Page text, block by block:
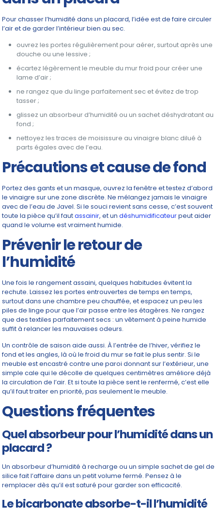
Pour chasser l’humidité dans un placard, l’idée est de faire circuler
l’air et de garder l’intérieur bien au sec.
ouvrez les portes régulièrement pour aérer, surtout après une
douche ou une lessive ;
écartez légèrement le meuble du mur froid pour créer une
lame d’air ;
ne rangez que du linge parfaitement sec et évitez de trop
tasser ;
glissez un absorbeur d’humidité ou un sachet déshydratant au
fond ;
nettoyez les traces de moisissure au vinaigre blanc dilué à
parts égales avec de l’eau.
Précautions et cause de fond
Portez des gants et un masque, ouvrez la fenêtre et testez d’abord
le vinaigre sur une zone discrète. Ne mélangez jamais le vinaigre
avec de l’eau de Javel. Si le souci revient sans cesse, c’est souvent
toute la pièce qu’il fautassainir, et undéshumidificateurpeut aider
quand le volume est vraiment humide.
Prévenir le retour de
l’humidité
Une fois le rangement assaini, quelques habitudes évitent la
rechute. Laissez les portes entrouvertes de temps en temps,
surtout dans une chambre peu chauffée, et espacez un peu les
piles de linge pour que l’air passe entre les étagères. Ne rangez
que des textiles parfaitement secs : un vêtement à peine humide
suffit à relancer les mauvaises odeurs.
Un contrôle de saison aide aussi. À l’entrée de l’hiver, vérifiez le
fond et les angles, là où le froid du mur se fait le plus sentir. Si le
meuble est encastré contre une paroi donnant sur l’extérieur, une
simple cale qui le décolle de quelques centimètres améliore déjà
la circulation de l’air. Et si toute la pièce sent le renfermé, c’est elle
qu’il faut traiter en priorité, pas seulement le meuble.
Questions fréquentes
Quel absorbeur pour l’humidité dans un
placard ?
Un absorbeur d’humidité à recharge ou un simple sachet de gel de
silice fait l’affaire dans un petit volume fermé. Pensez à le
remplacer dès qu’il est saturé pour garder son efficacité.
Le bicarbonate absorbe-t-il l’humidité